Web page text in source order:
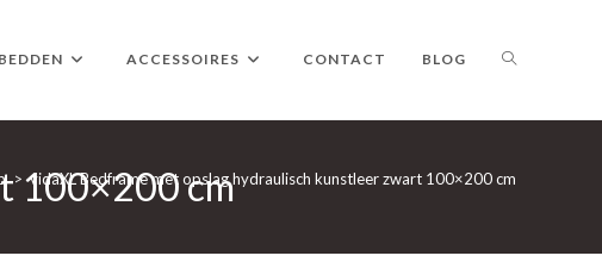
BEDDEN ACCESSOIRES CONTACT BLOG TOGGLE
WEBSITE
100×200 cm
> vidaXL Bedframe met opslag hydraulisch kunstleer zwart 100×200 cm